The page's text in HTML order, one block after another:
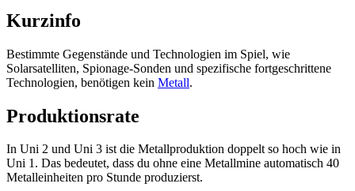
Kurzinfo
Bestimmte Gegenstände und Technologien im Spiel, wie
Solarsatelliten, Spionage-Sonden und spezifische fortgeschrittene
Technologien, benötigen kein Metall.
Produktionsrate
In Uni 2 und Uni 3 ist die Metallproduktion doppelt so hoch wie in
Uni 1. Das bedeutet, dass du ohne eine Metallmine automatisch 40
Metalleinheiten pro Stunde produzierst.